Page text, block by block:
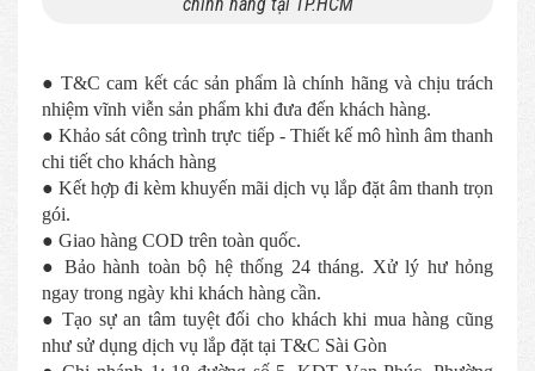
● T&C cam kết các sản phẩm là chính hãng và chịu trách
nhiệm vĩnh viễn sản phẩm khi đưa đến khách hàng.
● Khảo sát công trình trực tiếp - Thiết kế mô hình âm thanh
chi tiết cho khách hàng
● Kết hợp đi kèm khuyến mãi dịch vụ lắp đặt âm thanh trọn
gói.
● Giao hàng COD trên toàn quốc.
● Bảo hành toàn bộ hệ thống 24 tháng. Xử lý hư hỏng
ngay trong ngày khi khách hàng cần.
● Tạo sự an tâm tuyệt đối cho khách khi mua hàng cũng
như sử dụng dịch vụ lắp đặt tại T&C Sài Gòn